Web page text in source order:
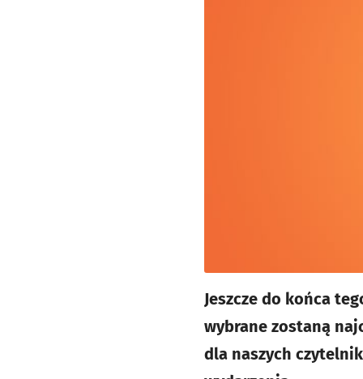
Jeszcze do końca
wybrane zostaną
dla naszych